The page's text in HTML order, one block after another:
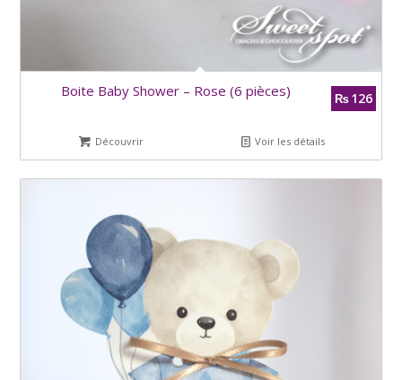
Boite Baby Shower – Rose (6 pièces) ₨126
Découvrir Voir les détails